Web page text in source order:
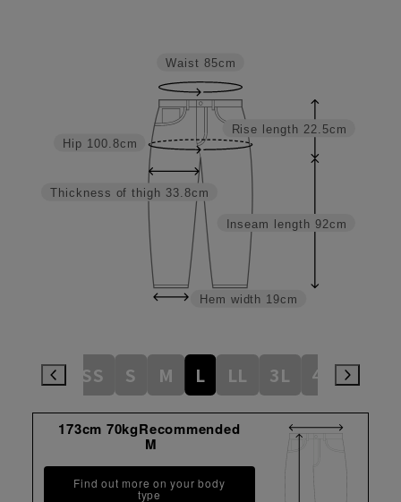
Inseam length 92cm
Rise length 22.5cm
Hem width 19cm
Thickness of thigh 33.8cm
Hip 100.8cm
Waist 85cm
3S SS S M L LL 3L 4L
173cm 70kgRecommended
M
Find out more on your body
type